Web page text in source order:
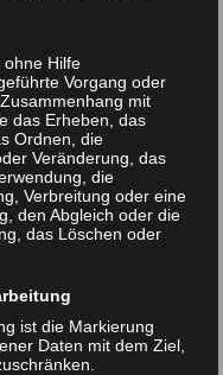
ohne Hilfe
Vorgang oder
mit
das Erheben, das
Ordnen, die
Veränderung, das
die
Verbreitung oder eine
den Abgleich oder die
das Löschen oder
ist die Markierung
Daten mit dem Ziel,